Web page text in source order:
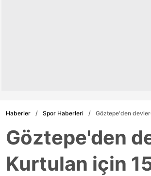
Haberler Spor Haberleri Göztepe'den
Göztepe'den
Kurtulan için